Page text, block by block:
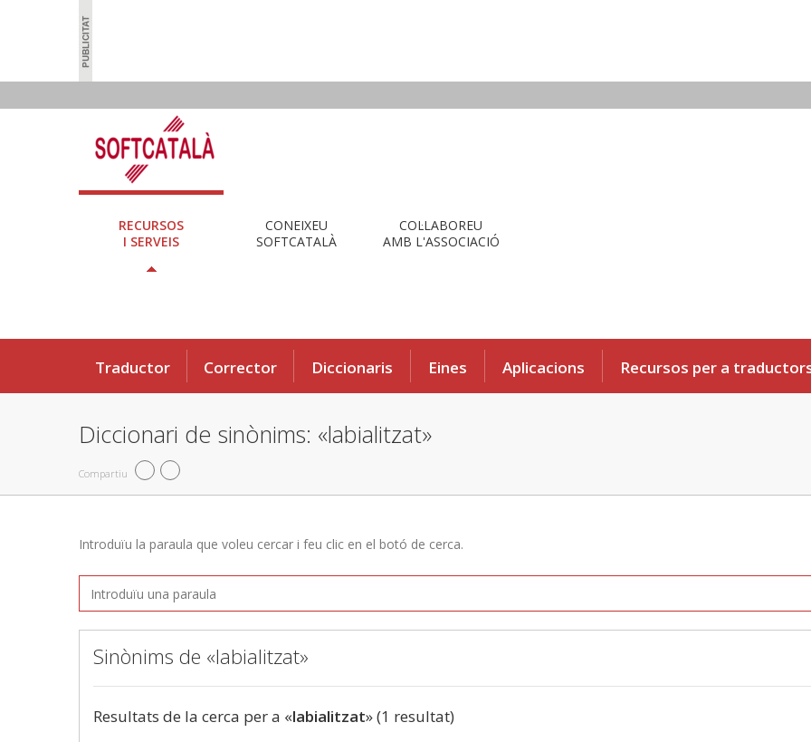
RECURSOS
I SERVEIS
CONEIXEU
SOFTCATALÀ
COL·LABOREU
AMB L'ASSOCIACIÓ
Traductor Corrector Diccionaris Eines Aplicacions Recursos per a
Diccionari de sinònims: «labialitzat»
Compartiu
Introduïu la paraula que voleu cercar i feu clic en el botó de cerca.
Sinònims de «labialitzat»
Resultats de la cerca per a «labialitzat» (1 resultat)